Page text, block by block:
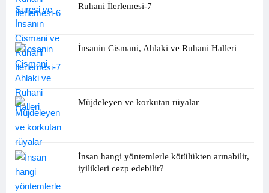
Ruhani İlerlemesi-7
İnsanin Cismani, Ahlaki ve Ruhani Halleri
Müjdeleyen ve korkutan rüyalar
İnsan hangi yöntemlerle kötülükten arınabilir,
iyilikleri cezp edebilir?